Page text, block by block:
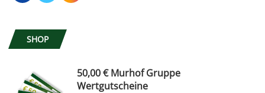
SHOP
50,00 € Murhof Gruppe
Wertgutscheine